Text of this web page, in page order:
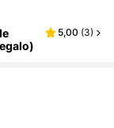
5,00 (3)